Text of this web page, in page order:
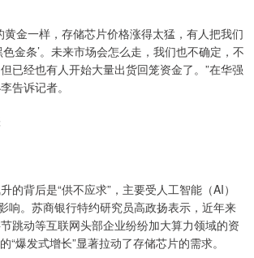
黄金一样，存储芯片价格涨得太猛，有人把我们
金条’。未来市场会怎么走，我们也不确定，不
已经也有人开始大量出货回笼资金了。”在华强
告诉记者。
的背后是“供不应求”，主要受人工智能（AI）
响。苏商银行特约研究员高政扬表示，近年来
跳动等互联网头部企业纷纷加大算力领域的资
“爆发式增长”显著拉动了存储芯片的需求。